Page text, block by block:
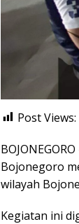
Post
Bojonegoro
wilayah
Kegiatan ini